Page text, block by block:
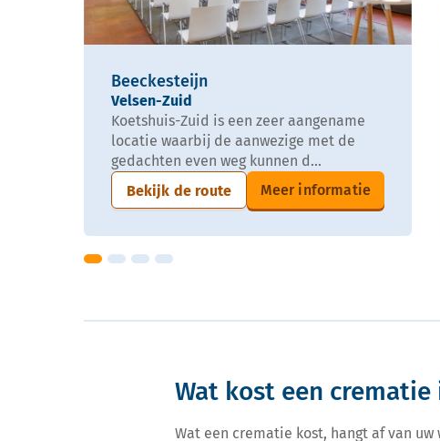
Beeckesteijn
Velsen-Zuid
Koetshuis-Zuid is een zeer aangename
locatie waarbij de aanwezige met de
gedachten even weg kunnen d...
Bekijk de route
Meer informatie
Wat kost een crematie
Wat een crematie kost, hangt af van